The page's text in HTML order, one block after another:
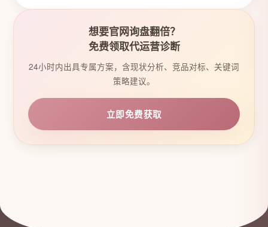
想要官网询盘翻倍？
免费领取代运营诊断
24小时内出具专属方案，含现状分析、竞品对标、关键词
策略建议。
立即免费获取